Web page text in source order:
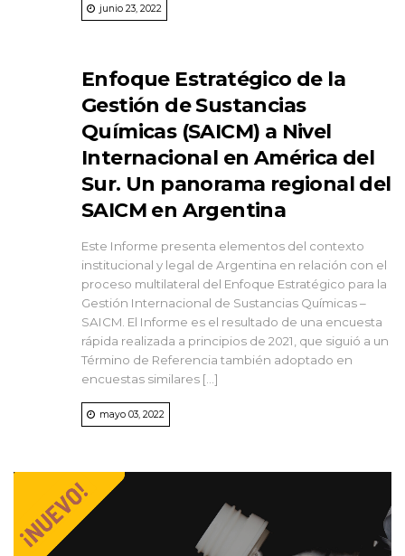
junio 23, 2022
Enfoque Estratégico de la
Gestión de Sustancias
Químicas (SAICM) a Nivel
Internacional en América del
Sur. Un panorama regional del
SAICM en Argentina
Este Informe presenta elementos del contexto
institucional y legal de Argentina en relación con el
proceso multilateral del Enfoque Estratégico para la
Gestión Internacional de Sustancias Químicas –
SAICM. El Informe es el resultado de una encuesta
rápida realizada a principios de 2021, que siguió a un
Término de Referencia también adoptado en
encuestas similares […]
mayo 03, 2022